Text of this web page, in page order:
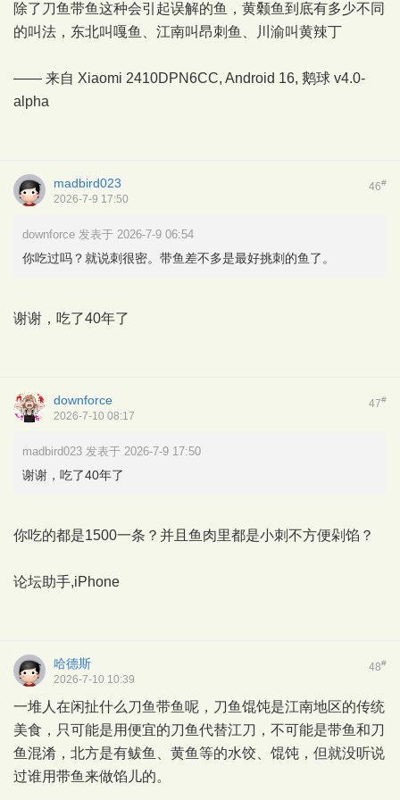
除了刀鱼带鱼这种会引起误解的鱼，黄颡鱼到底有多少不同
的叫法，东北叫嘎鱼、江南叫昂刺鱼、川渝叫黄辣丁
—— 来自 Xiaomi 2410DPN6CC, Android 16, 鹅球 v4.0-
alpha
46#
madbird023
2026-7-9 17:50
downforce 发表于 2026-7-9 06:54
你吃过吗？就说刺很密。带鱼差不多是最好挑刺的鱼了。
谢谢，吃了40年了
47#
downforce
2026-7-10 08:17
madbird023 发表于 2026-7-9 17:50
谢谢，吃了40年了
你吃的都是1500一条？并且鱼肉里都是小刺不方便剁馅？
论坛助手,iPhone
48#
哈德斯
2026-7-10 10:39
一堆人在闲扯什么刀鱼带鱼呢，刀鱼馄饨是江南地区的传统
美食，只可能是用便宜的刀鱼代替江刀，不可能是带鱼和刀
鱼混淆，北方是有鲅鱼、黄鱼等的水饺、馄饨，但就没听说
过谁用带鱼来做馅儿的。